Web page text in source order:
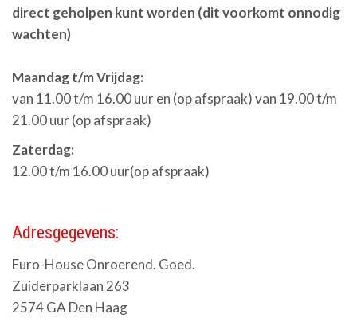
direct geholpen kunt worden (dit voorkomt onnodig
wachten)
Maandag t/m Vrijdag:
van 11.00 t/m 16.00 uur en (op afspraak) van 19.00 t/m
21.00 uur (op afspraak)
Zaterdag:
12.00 t/m 16.00 uur(op afspraak)
Adresgegevens:
Euro-House Onroerend. Goed.
Zuiderparklaan 263
2574 GA Den Haag